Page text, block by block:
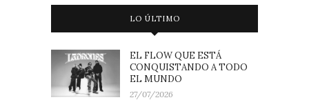
LO ÚLTIMO
EL FLOW QUE ESTÁ
CONQUISTANDO A TODO
EL MUNDO
27/07/2026